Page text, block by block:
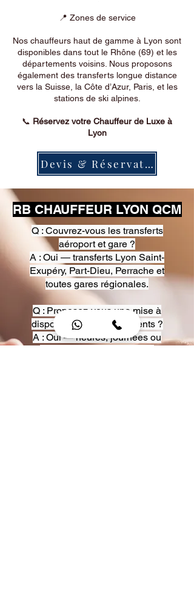
📍 Zones de service
Nos chauffeurs haut de gamme à Lyon sont
disponibles dans tout le Rhône (69) et les
départements voisins. Nous proposons
également des transferts longue distance
vers la Suisse, la Côte d’Azur, Paris, et les
stations de ski alpines.
📞 Réservez votre Chauffeur de Luxe à
Lyon
Devis & Réservation
RB CHAUFFEUR LYON QCM
Q : Couvrez-vous les transferts
aéroport et gare ?
A : Oui — transferts Lyon Saint-
Exupéry, Part-Dieu, Perrache et
toutes gares régionales.
Q : Proposez-vous une mise à
disposition pour événements ?
A : Oui — heures, journées ou